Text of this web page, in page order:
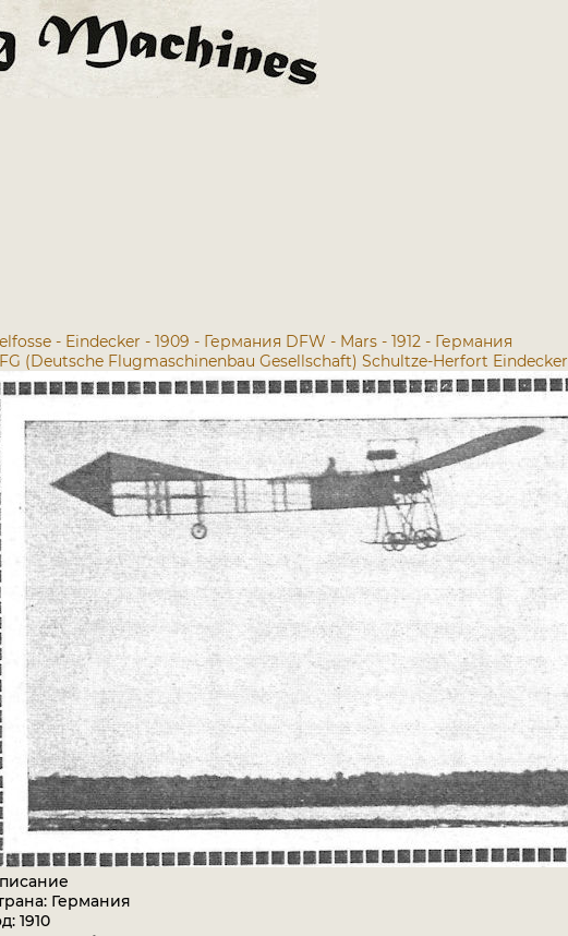
- Eindecker - 1909 - Германия DFW - Mars - 1912 - Германия
(Deutsche Flugmaschinenbau Gesellschaft) Schultze-Herfort Eindecker
Германия
1910